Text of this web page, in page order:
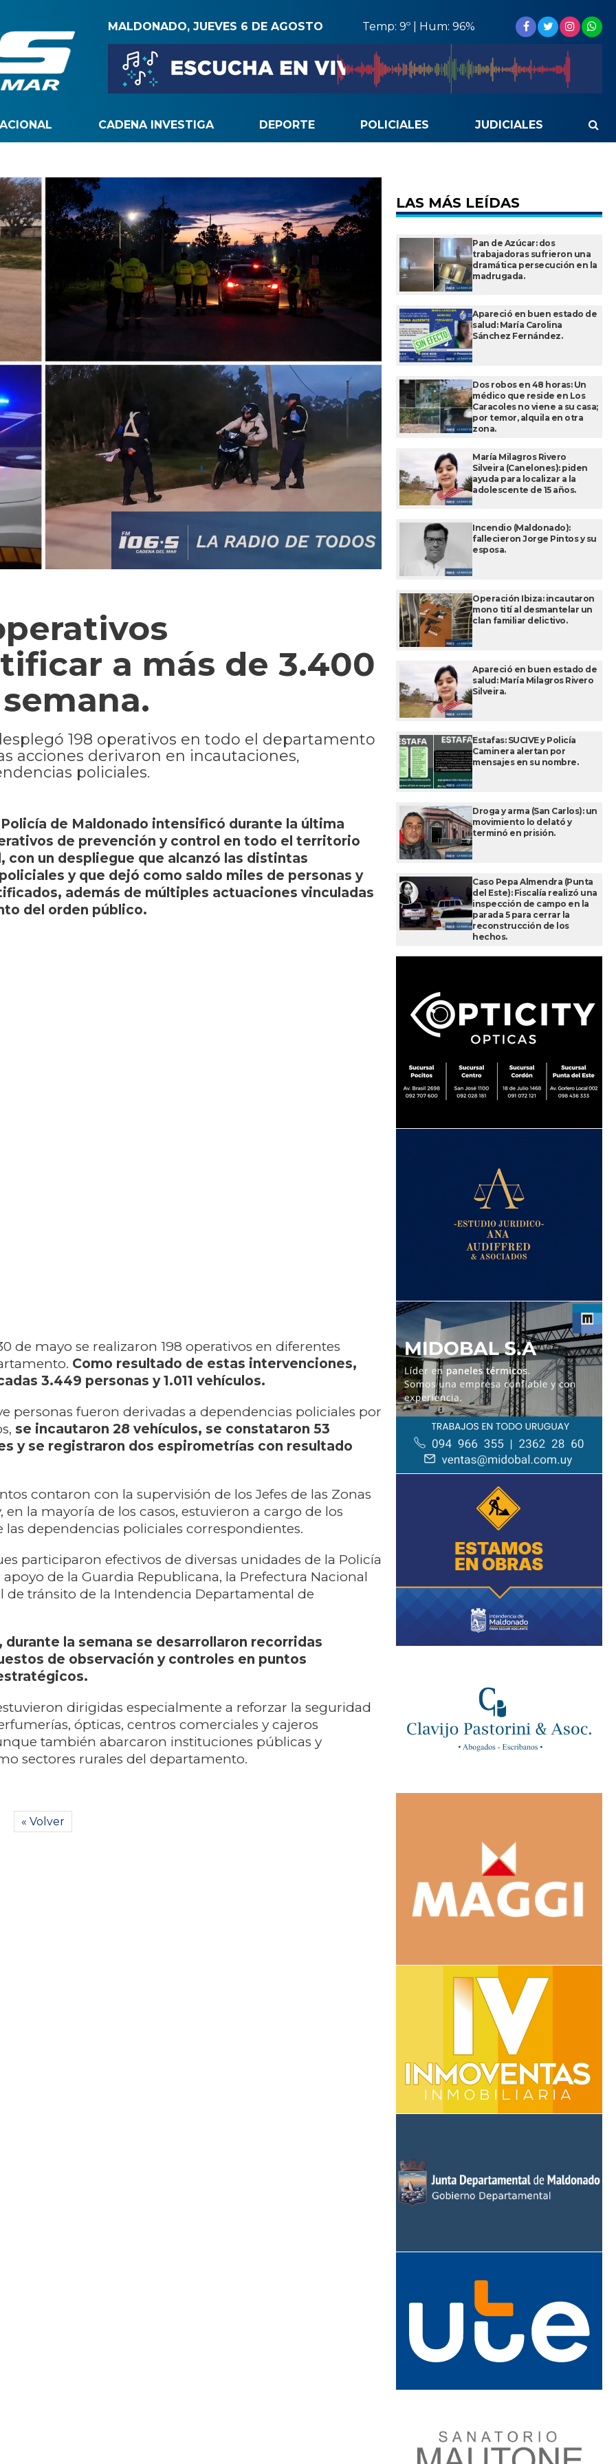
MALDONADO, JUEVES 6 DE AGOSTO Temp: 9º | Hum: 96%
CADENA INVESTIGA DEPORTE POLICIALES JUDICIALES
a más de 3.400
198 operativos en todo el departamento
acciones derivaron en incautaciones,
policiales.
de Maldonado intensificó durante la última
de prevención y control en todo el territorio
con un despliegue que alcanzó las distintas
y que dejó como saldo miles de personas y
además de múltiples actuaciones vinculadas
del orden público.
de mayo se realizaron 198 operativos en diferentes
Como resultado de estas intervenciones,
3.449 personas y 1.011 vehículos.
personas fueron derivadas a dependencias policiales por
se incautaron 28 vehículos, se constataron 53
y se registraron dos espirometrías con resultado
contaron con la supervisión de los Jefes de las Zonas
en la mayoría de los casos, estuvieron a cargo de los
las dependencias policiales correspondientes.
participaron efectivos de diversas unidades de la Policía
de la Guardia Republicana, la Prefectura Nacional
de tránsito de la Intendencia Departamental de
durante la semana se desarrollaron recorridas
de observación y controles en puntos
dirigidas especialmente a reforzar la seguridad
ópticas, centros comerciales y cajeros
también abarcaron instituciones públicas y
sectores rurales del departamento.
« Volver
LAS MÁS LEÍDAS
Pan de Azúcar: dos
trabajadoras sufrieron una
dramática persecución en la
madrugada.
Apareció en buen estado de
salud: María Carolina
Sánchez Fernández.
Dos robos en 48 horas: Un
médico que reside en Los
Caracoles no viene a su casa;
por temor, alquila en otra
zona.
María Milagros Rivero
Silveira (Canelones): piden
ayuda para localizar a la
adolescente de 15 años.
Incendio (Maldonado):
fallecieron Jorge Pintos y su
esposa.
Operación Ibiza: incautaron
mono tití al desmantelar un
clan familiar delictivo.
Apareció en buen estado de
salud: María Milagros Rivero
Silveira.
Estafas: SUCIVE y Policía
Caminera alertan por
mensajes en su nombre.
Droga y arma (San Carlos): un
movimiento lo delató y
terminó en prisión.
Caso Pepa Almendra (Punta
del Este): Fiscalía realizó una
inspección de campo en la
parada 5 para cerrar la
reconstrucción de los
hechos.